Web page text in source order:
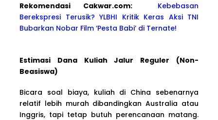
Rekomendasi Cakwar.com: Kebebasan
Berekspresi Terusik? YLBHI Kritik Keras Aksi TNI
Bubarkan Nobar Film ‘Pesta Babi’ di Ternate!
Estimasi Dana Kuliah Jalur Reguler (Non-
Beasiswa)
Bicara soal biaya, kuliah di China sebenarnya
relatif lebih murah dibandingkan Australia atau
Inggris, tapi tetap butuh perencanaan matang.